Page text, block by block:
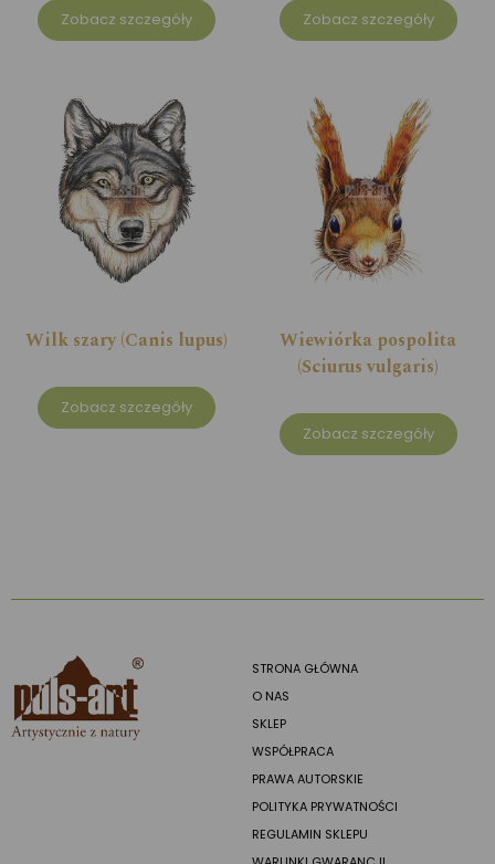
Zobacz szczegóły Zobacz szczegóły
Wilk szary (Canis lupus)
Zobacz szczegóły
Wiewiórka pospolita
(Sciurus vulgaris)
Zobacz szczegóły
STRONA GŁÓWNA
O NAS
SKLEP
WSPÓŁPRACA
PRAWA AUTORSKIE
POLITYKA PRYWATNOŚCI
REGULAMIN SKLEPU